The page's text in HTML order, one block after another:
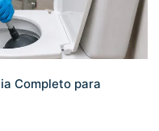
Completo para